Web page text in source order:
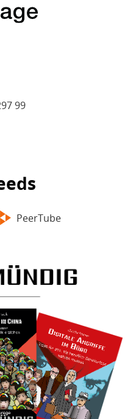
99
PeerTube